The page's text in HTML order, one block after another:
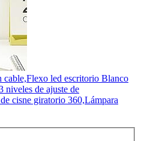
cable,Flexo led escritorio Blanco
niveles de ajuste de
cisne giratorio 360,Lámpara